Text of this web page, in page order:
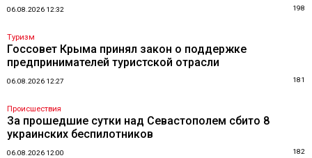
06.08.2026 12:32 198
Туризм
Госсовет Крыма принял закон о поддержке
предпринимателей туристской отрасли
06.08.2026 12:27 181
Происшествия
За прошедшие сутки над Севастополем сбито 8
украинских беспилотников
06.08.2026 12:00 182